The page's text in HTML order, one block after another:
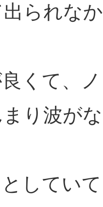
出られな
くて、
り波が
してい